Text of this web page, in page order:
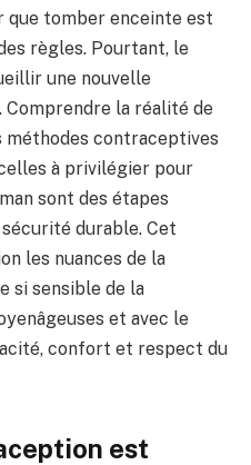
que tomber enceinte est
règles. Pourtant, le
une nouvelle
la réalité de
contraceptives
à privilégier pour
sont des étapes
durable. Cet
les nuances de la
si sensible de la
et avec le
confort et respect du
est